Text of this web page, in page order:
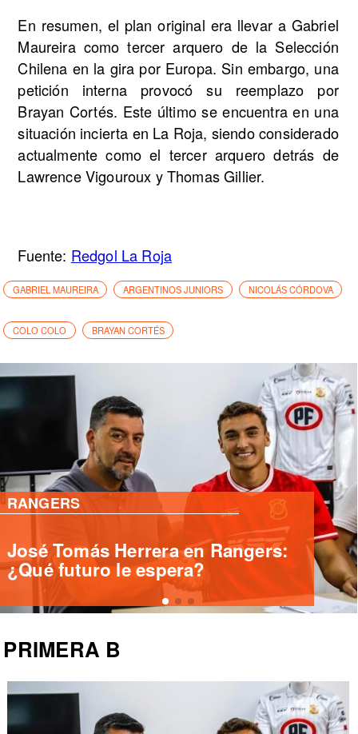
En resumen, el plan original era llevar a Gabriel
Maureira como tercer arquero de la Selección
Chilena en la gira por Europa. Sin embargo, una
petición interna provocó su reemplazo por
Brayan Cortés. Este último se encuentra en una
situación incierta en La Roja, siendo considerado
actualmente como el tercer arquero detrás de
Lawrence Vigouroux y Thomas Gillier.
Fuente: Redgol La Roja
GABRIEL MAUREIRA ARGENTINOS JUNIORS NICOLÁS CÓRDOVA
COLO COLO BRAYAN CORTÉS
PRIMERA B
Deportes Santa Cruz ficha
delantero internacional Yashir
Islame Pinto
PRIMERA B